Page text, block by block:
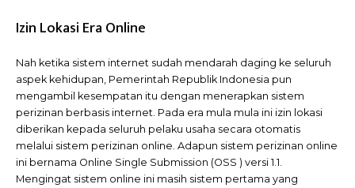
Izin Lokasi Era Online
Nah ketika sistem internet sudah mendarah daging ke seluruh
aspek kehidupan, Pemerintah Republik Indonesia pun
mengambil kesempatan itu dengan menerapkan sistem
perizinan berbasis internet. Pada era mula mula ini izin lokasi
diberikan kepada seluruh pelaku usaha secara otomatis
melalui sistem perizinan online. Adapun sistem perizinan online
ini bernama Online Single Submission (OSS ) versi 1.1.
Mengingat sistem online ini masih sistem pertama yang